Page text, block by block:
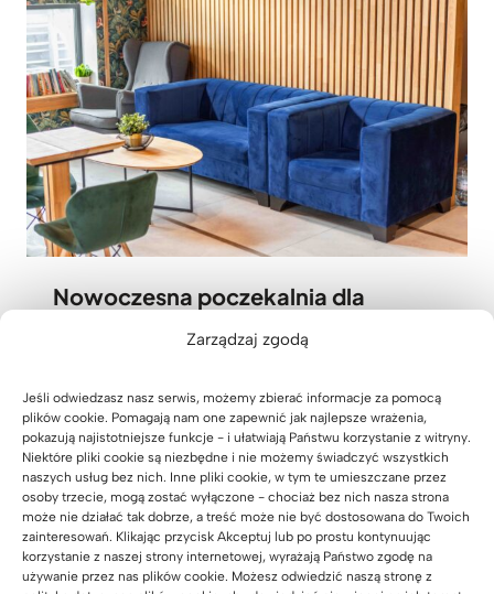
Zarządzaj zgodą
Jeśli odwiedzasz nasz serwis, możemy zbierać informacje za pomocą
plików cookie. Pomagają nam one zapewnić jak najlepsze wrażenia,
pokazują najistotniejsze funkcje - i ułatwiają Państwu korzystanie z witryny.
Niektóre pliki cookie są niezbędne i nie możemy świadczyć wszystkich
naszych usług bez nich. Inne pliki cookie, w tym te umieszczane przez
osoby trzecie, mogą zostać wyłączone - chociaż bez nich nasza strona
może nie działać tak dobrze, a treść może nie być dostosowana do Twoich
zainteresowań. Klikając przycisk Akceptuj lub po prostu kontynuując
korzystanie z naszej strony internetowej, wyrażają Państwo zgodę na
używanie przez nas plików cookie. Możesz odwiedzić naszą stronę z
Nowoczesna poczekalnia dla